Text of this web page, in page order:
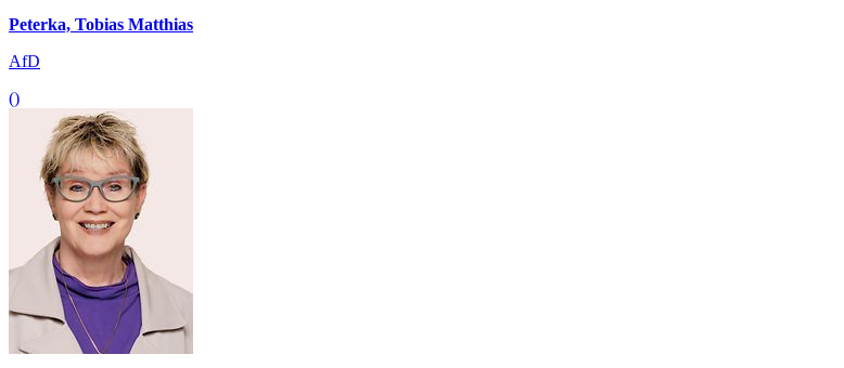
Peterka, Tobias Matthias
AfD
()